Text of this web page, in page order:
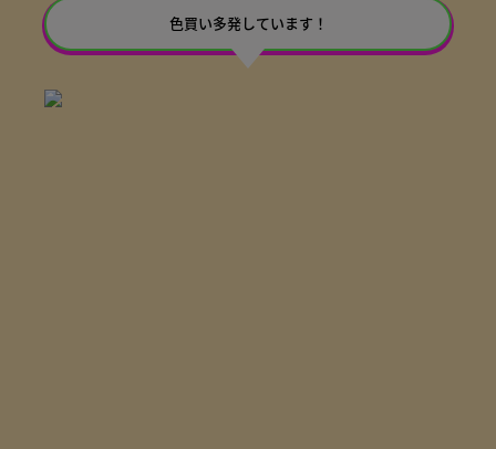
色買い多発しています！